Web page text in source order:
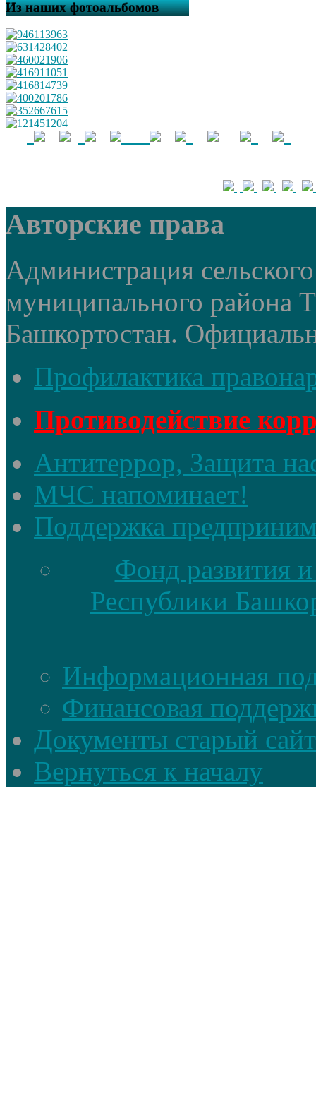
Из наших фотоальбомов
Авторские права
Администрация
муниципального района
Башкортостан.
Профилактика
Противодействие
Антитеррор, Защита
МЧС напоминает!
Поддержка
Фонд развития
Республики
Информационная
Финансовая
Документы старый сайт
Вернуться к началу